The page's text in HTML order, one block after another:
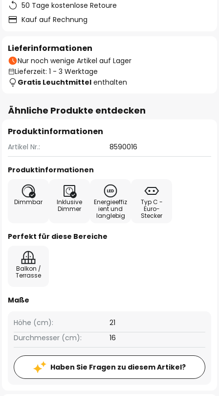
50 Tage kostenlose Retoure
Kauf auf Rechnung
Lieferinformationen
Nur noch wenige Artikel auf Lager
Lieferzeit: 1 - 3 Werktage
Gratis Leuchtmittel enthalten
Ähnliche Produkte entdecken
Produktinformationen
Artikel Nr.: 8590016
Produktinformationen
Dimmbar
Inklusive
Dimmer
Energieeffiz
ient und
langlebig
Typ C -
Euro-
Stecker
Perfekt für diese Bereiche
Balkon /
Terrasse
Maße
Höhe (cm):
21
Durchmesser (cm):
16
Haben Sie Fragen zu diesem Artikel?